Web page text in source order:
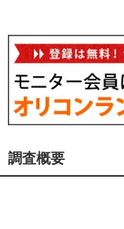
調査概要